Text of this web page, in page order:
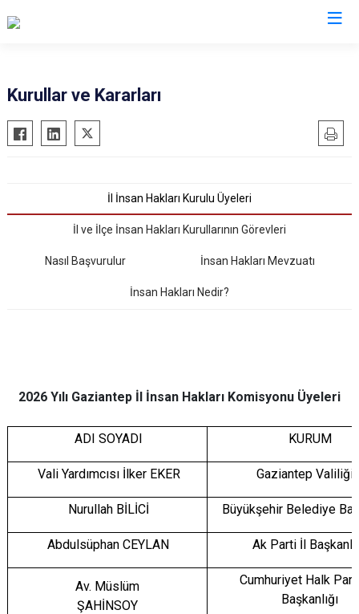
Kurullar ve Kararları
İl İnsan Hakları Kurulu Üyeleri
İl ve İlçe İnsan Hakları Kurullarının Görevleri
Nasıl Başvurulur İnsan Hakları Mevzuatı
İnsan Hakları Nedir?
2026 Yılı Gaziantep İl İnsan Hakları Komisyonu Üyeleri
ADI SOYADI KURUM
Vali Yardımcısı İlker EKER Gaziantep Valiliği
Nurullah BİLİCİ Büyükşehir Belediye
Abdulsüphan CEYLAN Ak Parti İl
Av. Müslüm
ŞAHİNSOY
Cumhuriyet Halk
Başkanlığı